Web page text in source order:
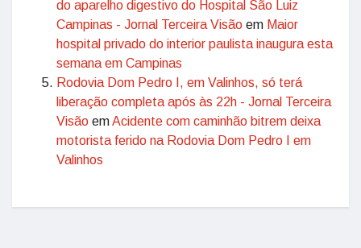
do aparelho digestivo do Hospital São Luiz
Campinas - Jornal Terceira Visão em Maior
hospital privado do interior paulista inaugura esta
semana em Campinas
Rodovia Dom Pedro I, em Valinhos, só terá
liberação completa após às 22h - Jornal Terceira
Visão emAcidente com caminhão bitrem deixa
motorista ferido na Rodovia Dom Pedro I em
Valinhos